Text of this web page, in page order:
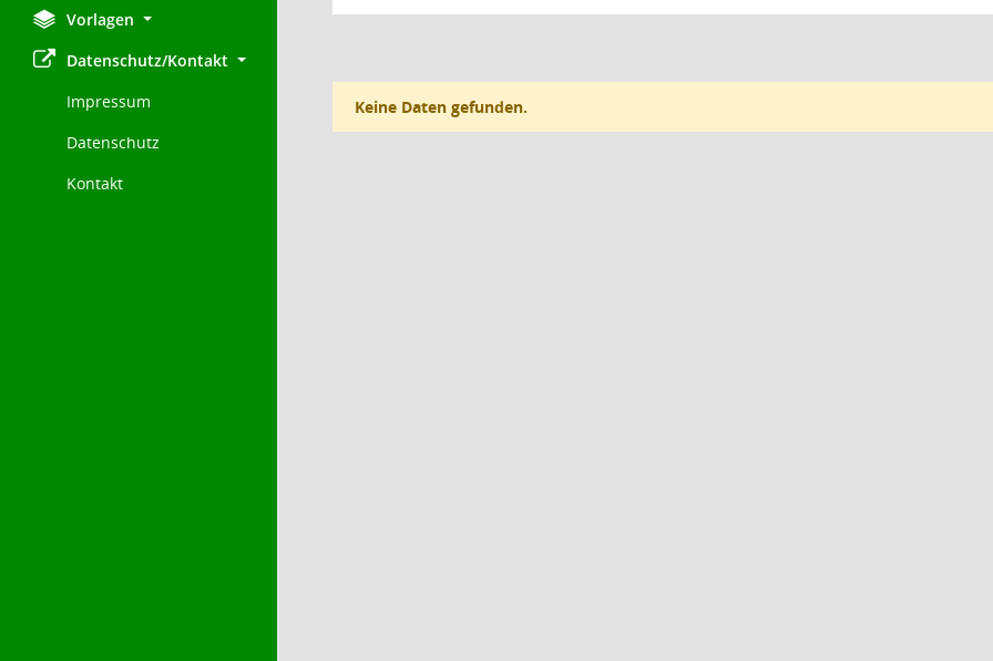
Vorlagen
Datenschutz/Kontakt
Impressum
Datenschutz
Kontakt
Keine Daten gefunden.